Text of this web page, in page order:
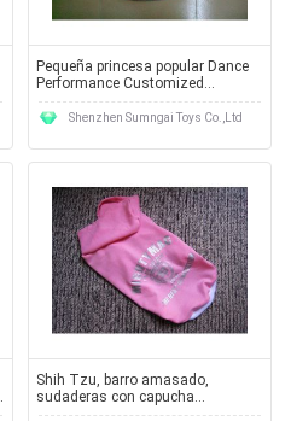
Pequeña princesa popular Dance
Performance Customized
Character viste los vestidos
Shenzhen Sumngai Toys Co.,Ltd
Shih Tzu, barro amasado,
sudaderas con capucha
personalizadas Cutomized del